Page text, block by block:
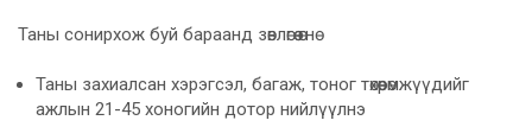
Таны сонирхож буй бараанд зөвлөгөө өгнө
Таны захиалсан хэрэгсэл, багаж, тоног төхөөрөмжүүдийг
ажлын 21-45 хоногийн дотор нийлүүлнэ